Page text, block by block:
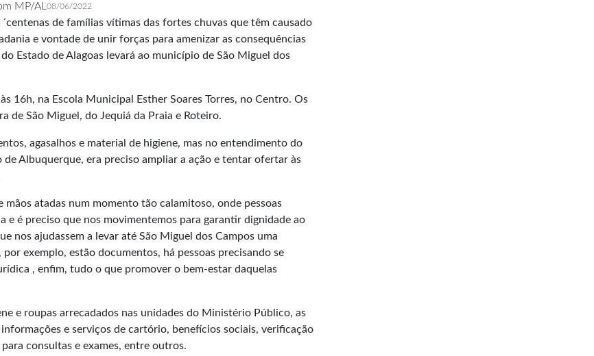
MP/AL 08/06/2022
de famílias vítimas das fortes chuvas que têm causado
e vontade de unir forças para amenizar as consequências
Estado de Alagoas levará ao município de São Miguel dos
16h, na Escola Municipal Esther Soares Torres, no Centro. Os
de São Miguel, do Jequiá da Praia e Roteiro.
agasalhos e material de higiene, mas no entendimento do
Albuquerque, era preciso ampliar a ação e tentar ofertar às
atadas num momento tão calamitoso, onde pessoas
e é preciso que nos movimentemos para garantir dignidade ao
nos ajudassem a levar até São Miguel dos Campos uma
exemplo, estão documentos, há pessoas precisando se
, enfim, tudo o que promover o bem-estar daquelas
e roupas arrecadados nas unidades do Ministério Público, as
e serviços de cartório, benefícios sociais, verificação
consultas e exames, entre outros.